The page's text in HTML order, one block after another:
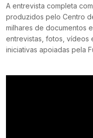
A entrevista completa
produzidos pelo Centro
milhares de documentos
entrevistas, fotos, vídeos
iniciativas apoiadas pela